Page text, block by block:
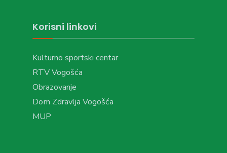
Korisni linkovi
Kulturno sportski centar
RTV Vogošća
Obrazovanje
Dom Zdravlja Vogošća
MUP